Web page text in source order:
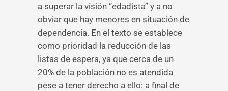
a superar la visión “edadista” y a no
obviar que hay menores en situación de
dependencia. En el texto se establece
como prioridad la reducción de las
listas de espera, ya que cerca de un
20% de la población no es atendida
pese a tener derecho a ello: a final de